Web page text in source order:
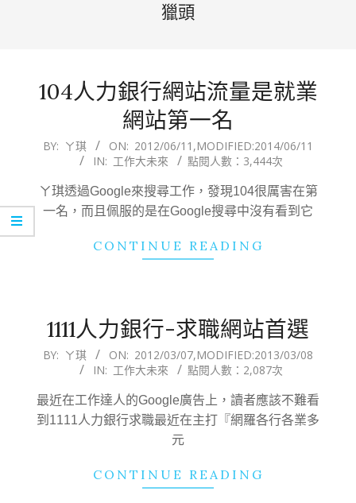
獵頭
104人力銀行網站流量是就業
網站第一名
2012-
11
BY: ㄚ琪 ON: 2012/06/11 ,MODIFIED:2014/06/11
IN: 工作大未來 點閱人數：3,444次
ㄚ琪透過Google來搜尋工作，發現104很厲害在第
一名，而且佩服的是在Google搜尋中沒有看到它
CONTINUE READING
1111人力銀行-求職網站首選
2012-
07
BY: ㄚ琪 ON: 2012/03/07,MODIFIED:2013/03/08
IN: 工作大未來 點閱人數：2,087次
最近在工作達人的Google廣告上，讀者應該不難看
到1111人力銀行求職最近在主打『網羅各行各業多
元
CONTINUE READING